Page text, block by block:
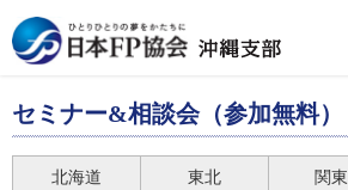
セミナー&相談会（参加無料）
北海道 東北 関東